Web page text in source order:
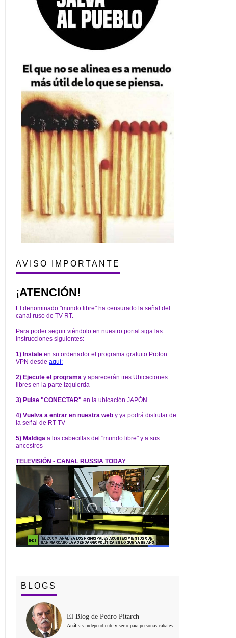
AVISO IMPORTANTE
¡ATENCIÓN!
El denominado "mundo libre" ha censurado la señal del
canal ruso de TV RT.
Para poder seguir viéndolo en nuestro portal siga las
instrucciones siguientes:
1) Instale en su ordenador el programa gratuito Proton
VPN desde aquí:
2) Ejecute el programa y aparecerán tres Ubicaciones
libres en la parte izquierda
3) Pulse "CONECTAR" en la ubicación JAPÓN
4) Vuelva a entrar en nuestra web y ya podrá disfrutar de
la señal de RT TV
5) Maldiga a los cabecillas del "mundo libre" y a sus
ancestros
TELEVISIÓN - CANAL RUSSIA TODAY
BLOGS
El Blog de Pedro Pitarch
Análisis independiente y serio para personas cabales